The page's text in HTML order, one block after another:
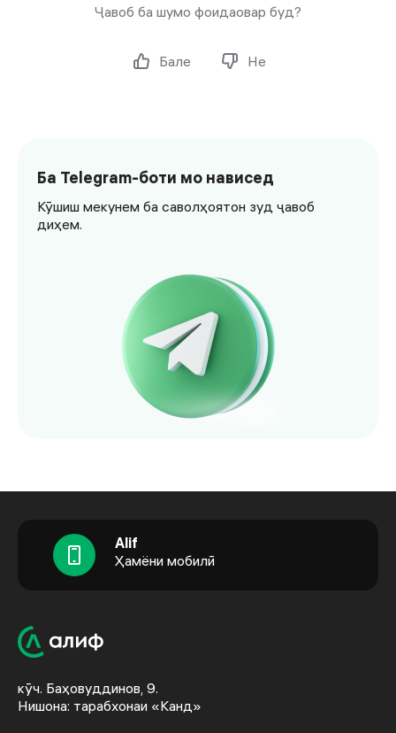
Ҷавоб ба шумо фоидаовар буд?
Бале Не
Ба Telegram-боти мо нависед
Кӯшиш мекунем ба саволҳоятон зуд ҷавоб
диҳем.
Alif
Ҳамёни мобилӣ
кӯч. Баҳовуддинов, 9.
Нишона: тарабхонаи «Канд»